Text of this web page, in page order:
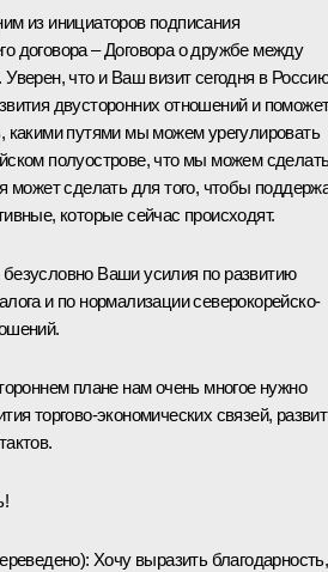
из инициаторов подписания
договора – Договора о дружбе между
что и Ваш визит сегодня в
двусторонних отношений и
какими путями мы можем урегулировать
полуострове, что мы можем
может сделать для того, чтобы
которые сейчас происходят.
Ваши усилия по развитию
и по нормализации северокорейско-
плане нам очень многое нужно
торгово-экономических связей,
: Хочу выразить благодарность,